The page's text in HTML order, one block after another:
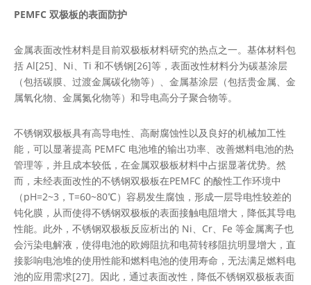
PEMFC 双极板的表面防护
金属表面改性材料是目前双极板材料研究的热点之一。基体材料包
括 Al[25]、Ni、Ti 和不锈钢[26]等，表面改性材料分为碳基涂层
（包括碳膜、过渡金属碳化物等）、金属基涂层（包括贵金属、金
属氧化物、金属氮化物等）和导电高分子聚合物等。
不锈钢双极板具有高导电性、高耐腐蚀性以及良好的机械加工性
能，可以显著提高 PEMFC 电池堆的输出功率、改善燃料电池的热
管理等，并且成本较低，在金属双极板材料中占据显著优势。然
而，未经表面改性的不锈钢双极板在PEMFC 的酸性工作环境中
（pH=2~3，T=60~80℃）容易发生腐蚀，形成一层导电性较差的
钝化膜，从而使得不锈钢双极板的表面接触电阻增大，降低其导电
性能。此外，不锈钢双极板反应析出的 Ni、Cr、Fe 等金属离子也
会污染电解液，使得电池的欧姆阻抗和电荷转移阻抗明显增大，直
接影响电池堆的使用性能和燃料电池的使用寿命，无法满足燃料电
池的应用需求[27]。因此，通过表面改性，降低不锈钢双极板表面